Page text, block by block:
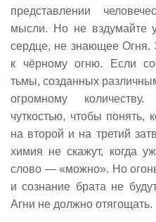
представлении
мысли. Но не вздумайте
сердце, не знающее Огня.
к чёрному огню. Если
тьмы, созданных
огромному
чуткостью, чтобы понять,
на второй и на третий
химия не скажут, когда
слово — «можно». Но
и сознание брата не
Агни не должно отягощать.